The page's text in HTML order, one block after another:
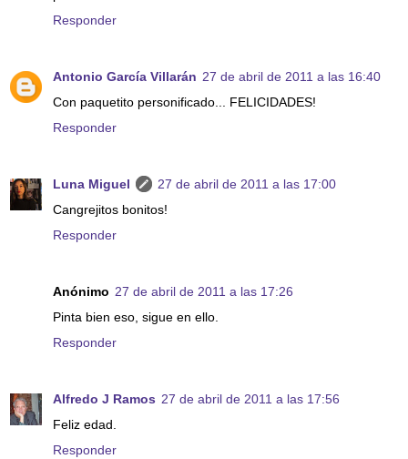
Responder
Antonio García Villarán 27 de abril de 2011 a las 16:40
Con paquetito personificado... FELICIDADES!
Responder
Luna Miguel
27 de abril de 2011 a las 17:00
Cangrejitos bonitos!
Responder
Anónimo 27 de abril de 2011 a las 17:26
Pinta bien eso, sigue en ello.
Responder
Alfredo J Ramos 27 de abril de 2011 a las 17:56
Feliz edad.
Responder